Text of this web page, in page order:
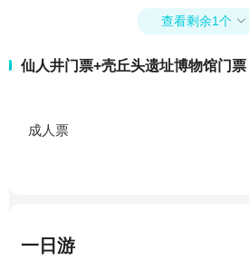
查看剩余1个 
仙人井门票+壳丘头遗址博物馆门票
成人票
一日游